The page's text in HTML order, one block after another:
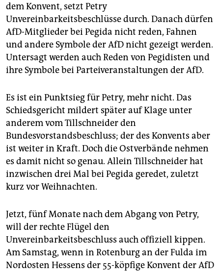
dem Konvent, setzt Petry
Unvereinbarkeitsbeschlüsse durch. Danach dürfen
AfD-Mitglieder bei Pegida nicht reden, Fahnen
und andere Symbole der AfD nicht gezeigt werden.
Untersagt werden auch Reden von Pegidisten und
ihre Symbole bei Parteiveranstaltungen der AfD.
Es ist ein Punktsieg für Petry, mehr nicht. Das
Schiedsgericht mildert später auf Klage unter
anderem vom Tillschneider den
Bundesvorstandsbeschluss; der des Konvents aber
ist weiter in Kraft. Doch die Ostverbände nehmen
es damit nicht so genau. Allein Tillschneider hat
inzwischen drei Mal bei Pegida geredet, zuletzt
kurz vor Weihnachten.
Jetzt, fünf Monate nach dem Abgang von Petry,
will der rechte Flügel den
Unvereinbarkeitsbeschluss auch offiziell kippen.
Am Samstag, wenn in Rotenburg an der Fulda im
Nordosten Hessens der 55-köpfige Konvent der AfD